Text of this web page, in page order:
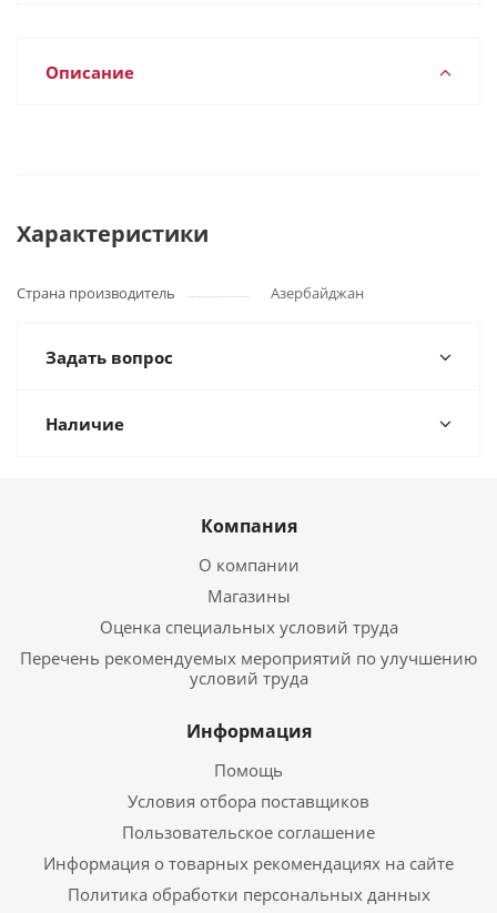
Описание
Характеристики
Страна производитель Азербайджан
Задать вопрос
Наличие
Компания
О компании
Магазины
Оценка специальных условий труда
Перечень рекомендуемых мероприятий по улучшению
условий труда
Информация
Помощь
Условия отбора поставщиков
Пользовательское соглашение
Информация о товарных рекомендациях на сайте
Политика обработки персональных данных